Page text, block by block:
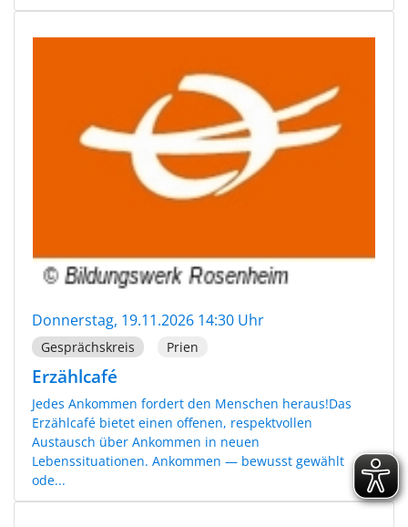
Donnerstag, 19.11.2026 14:30 Uhr
Gesprächskreis Prien
Erzählcafé
Jedes Ankommen fordert den Menschen heraus!Das
Erzählcafé bietet einen offenen, respektvollen
Austausch über Ankommen in neuen
Lebenssituationen. Ankommen — bewusst gewählt
ode...